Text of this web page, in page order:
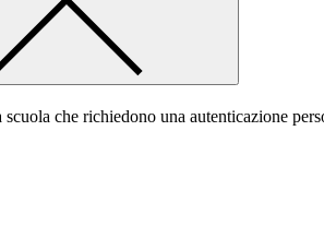
che richiedono una autenticazione